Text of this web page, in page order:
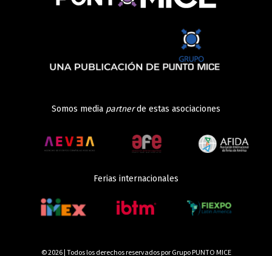
Somos media partnerde estas asociaciones
Ferias internacionales
© 2026 | Todos los derechos reservados por Grupo PUNTO MICE